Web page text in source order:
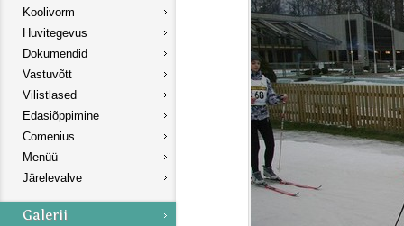
Koolivorm
Huvitegevus
Dokumendid
Vastuvõtt
Vilistlased
Edasiõppimine
Comenius
Menüü
Järelevalve